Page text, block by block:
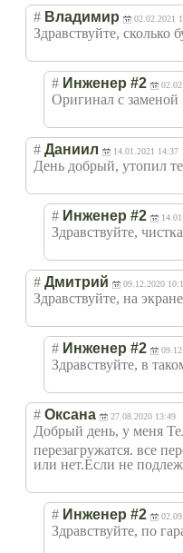
# Владимир 02.02.2021
Здравствуйте, сколько
# Инженер #2
Оригинал с заменой
# Даниил 14.01.2021 14:37
День добрый, утопил
# Инженер #2
Здравствуйте,
# Дмитрий 09.12.2020
Здравствуйте, на
# Инженер #2
Здравствуйте, в
# Оксана 27.08.2020 13:49
Добрый день, у меня
перезагружатся. все
или нет.Если не
# Инженер #2
Здравствуйте, по